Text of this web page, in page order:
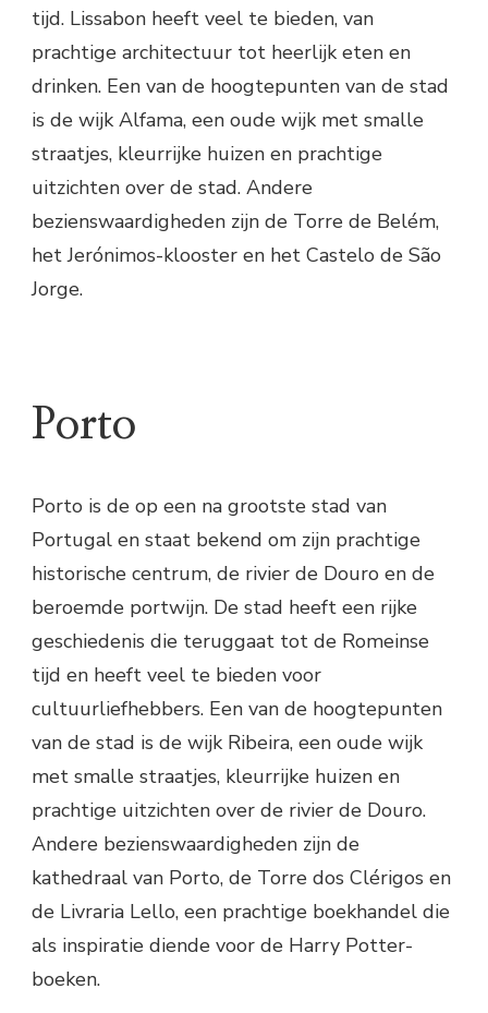
tijd. Lissabon heeft veel te bieden, van
prachtige architectuur tot heerlijk eten en
drinken. Een van de hoogtepunten van de stad
is de wijk Alfama, een oude wijk met smalle
straatjes, kleurrijke huizen en prachtige
uitzichten over de stad. Andere
bezienswaardigheden zijn de Torre de Belém,
het Jerónimos-klooster en het Castelo de São
Jorge.
Porto
Porto is de op een na grootste stad van
Portugal en staat bekend om zijn prachtige
historische centrum, de rivier de Douro en de
beroemde portwijn. De stad heeft een rijke
geschiedenis die teruggaat tot de Romeinse
tijd en heeft veel te bieden voor
cultuurliefhebbers. Een van de hoogtepunten
van de stad is de wijk Ribeira, een oude wijk
met smalle straatjes, kleurrijke huizen en
prachtige uitzichten over de rivier de Douro.
Andere bezienswaardigheden zijn de
kathedraal van Porto, de Torre dos Clérigos en
de Livraria Lello, een prachtige boekhandel die
als inspiratie diende voor de Harry Potter-
boeken.